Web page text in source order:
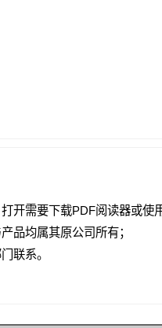
开需要下载PDF阅读器或使
品均属其原公司所有；
联系。